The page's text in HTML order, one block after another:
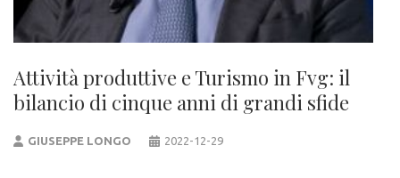
Attività produttive e Turismo in Fvg: il
bilancio di cinque anni di grandi sfide
GIUSEPPE LONGO 2022-12-29